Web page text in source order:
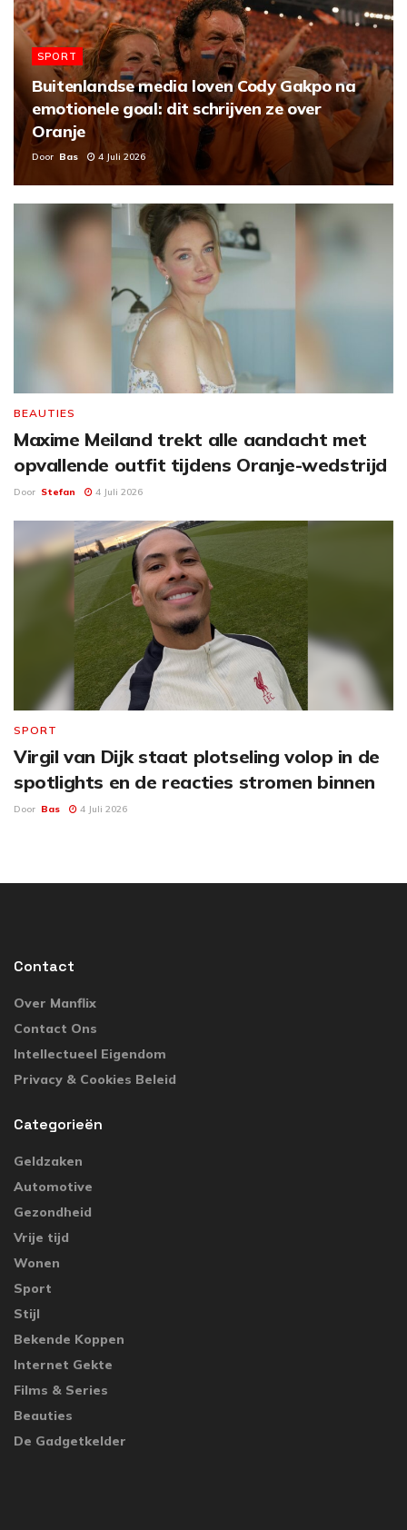
SPORT
Buitenlandse media loven Cody Gakpo na
emotionele goal: dit schrijven ze over
Oranje
Door Bas 4 Juli 2026
BEAUTIES
Maxime Meiland trekt alle aandacht met
opvallende outfit tijdens Oranje-wedstrijd
Door Stefan 4 Juli 2026
SPORT
Virgil van Dijk staat plotseling volop in de
spotlights en de reacties stromen binnen
Door Bas 4 Juli 2026
Contact
Over Manflix
Contact Ons
Intellectueel Eigendom
Privacy & Cookies Beleid
Categorieën
Geldzaken
Automotive
Gezondheid
Vrije tijd
Wonen
Sport
Stijl
Bekende Koppen
Internet Gekte
Films & Series
Beauties
De Gadgetkelder